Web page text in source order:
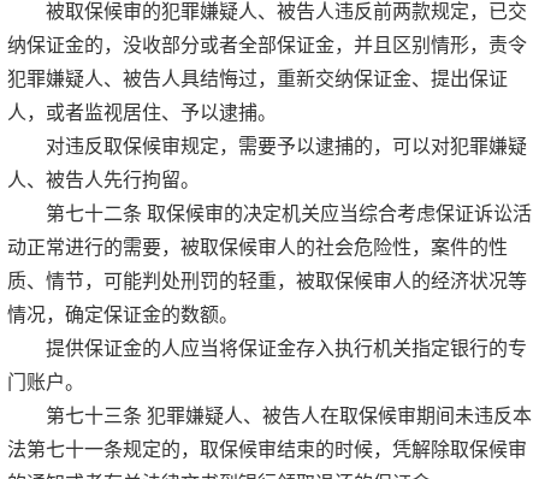
被取保候审的犯罪嫌疑人、被告人违反前两款规定，已交
纳保证金的，没收部分或者全部保证金，并且区别情形，责令
犯罪嫌疑人、被告人具结悔过，重新交纳保证金、提出保证
人，或者监视居住、予以逮捕。
对违反取保候审规定，需要予以逮捕的，可以对犯罪嫌疑
人、被告人先行拘留。
第七十二条 取保候审的决定机关应当综合考虑保证诉讼活
动正常进行的需要，被取保候审人的社会危险性，案件的性
质、情节，可能判处刑罚的轻重，被取保候审人的经济状况等
情况，确定保证金的数额。
提供保证金的人应当将保证金存入执行机关指定银行的专
门账户。
第七十三条 犯罪嫌疑人、被告人在取保候审期间未违反本
法第七十一条规定的，取保候审结束的时候，凭解除取保候审